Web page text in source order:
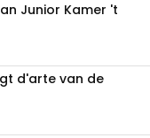
Junior Kamer 't
d'arte van de